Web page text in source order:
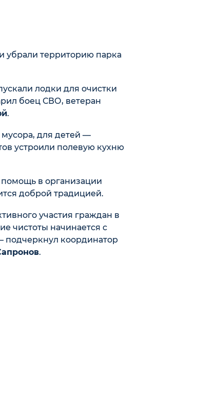
убрали территорию парка
лодки для очистки
боец СВО, ветеран
.
мусора, для детей —
устроили полевую кухню
в организации
доброй традицией.
участия граждан в
чистоты начинается с
координатор
.